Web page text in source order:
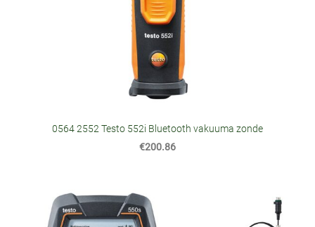
0564 2552 Testo 552i Bluetooth vakuuma zonde
€200.86